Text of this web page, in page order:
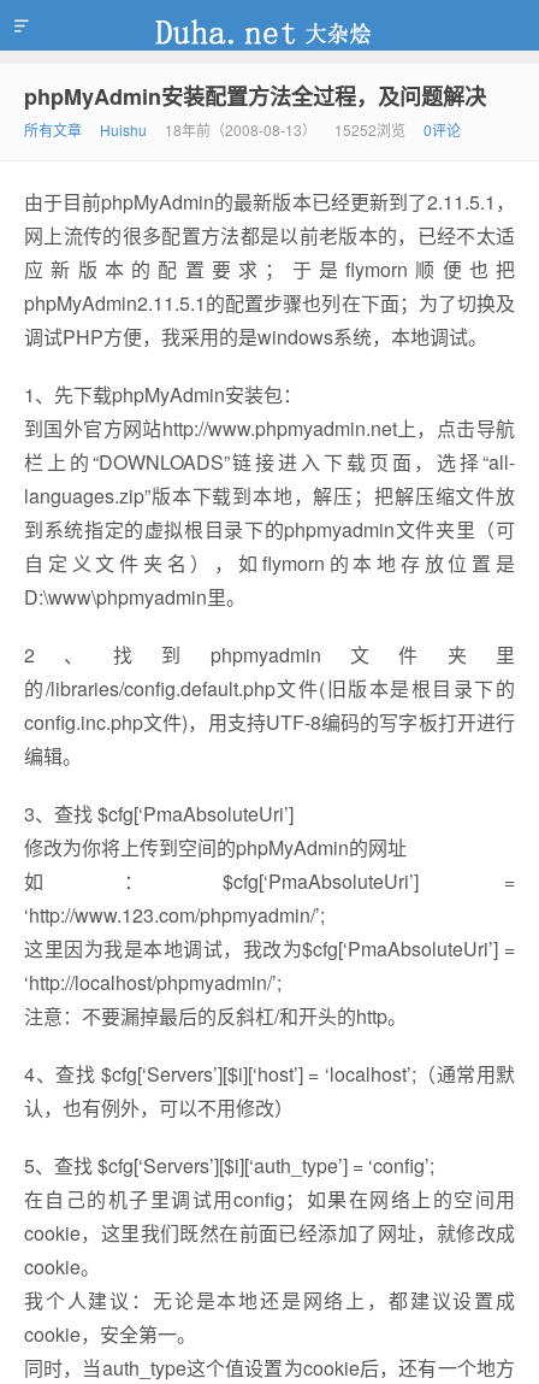
duha.net
phpMyAdmin安装配置方法全过程，及问题解决
所有文章 Huishu 18年前（2008-08-13） 15252浏览 0评论
由于目前phpMyAdmin的最新版本已经更新到了2.11.5.1，
网上流传的很多配置方法都是以前老版本的，已经不太适
应新版本的配置要求；于是flymorn顺便也把
phpMyAdmin2.11.5.1的配置步骤也列在下面；为了切换及
调试PHP方便，我采用的是windows系统，本地调试。
1、先下载phpMyAdmin安装包：
到国外官方网站http://www.phpmyadmin.net上，点击导航
栏上的“DOWNLOADS”链接进入下载页面，选择“all-
languages.zip”版本下载到本地，解压；把解压缩文件放
到系统指定的虚拟根目录下的phpmyadmin文件夹里（可
自定义文件夹名），如flymorn的本地存放位置是
D:\www\phpmyadmin里。
2、找到phpmyadmin文件夹里
的/libraries/config.default.php文件(旧版本是根目录下的
config.inc.php文件)，用支持UTF-8编码的写字板打开进行
编辑。
3、查找 $cfg[‘PmaAbsoluteUri’]
修改为你将上传到空间的phpMyAdmin的网址
如：$cfg[‘PmaAbsoluteUri’] =
‘http://www.123.com/phpmyadmin/’;
这里因为我是本地调试，我改为$cfg[‘PmaAbsoluteUri’] =
‘http://localhost/phpmyadmin/’;
注意：不要漏掉最后的反斜杠/和开头的http。
4、查找 $cfg[‘Servers’][$i][‘host’] = ‘localhost’;（通常用默
认，也有例外，可以不用修改）
5、查找 $cfg[‘Servers’][$i][‘auth_type’] = ‘config’;
在自己的机子里调试用config；如果在网络上的空间用
cookie，这里我们既然在前面已经添加了网址，就修改成
cookie。
我个人建议：无论是本地还是网络上，都建议设置成
cookie，安全第一。
同时，当auth_type这个值设置为cookie后，还有一个地方